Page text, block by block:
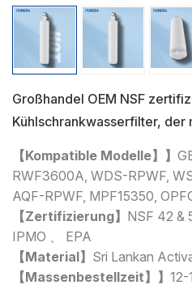
Großhandel OEM NSF
Kühlschrankwasserfilter, der
【Kompatible Modelle】】
RWF3600A, WDS-RPWF,
AQF-RPWF, MPF15350,
【Zertifizierung】 NSF 42 &
IPMO 、 EPA
【Material】 Sri Lankan
【Massenbestellzeit】】 12-